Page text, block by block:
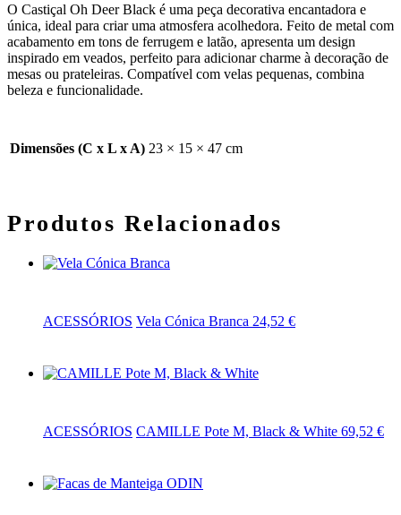
O Castiçal Oh Deer Black é uma peça decorativa encantadora e
única, ideal para criar uma atmosfera acolhedora. Feito de metal com
acabamento em tons de ferrugem e latão, apresenta um design
inspirado em veados, perfeito para adicionar charme à decoração de
mesas ou prateleiras. Compatível com velas pequenas, combina
beleza e funcionalidade.
Dimensões (C x L x A) 23 × 15 × 47 cm
Produtos Relacionados
ACESSÓRIOS Vela Cónica Branca 24,52 €
ACESSÓRIOS CAMILLE Pote M, Black & White 69,52 €